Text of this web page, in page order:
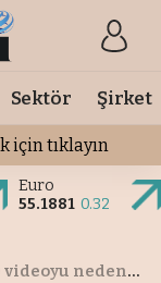
Sektör Şirket
için tıklayın
Euro
55.1881 0.32
neden 11 günde 11 milyon kişi izledi?